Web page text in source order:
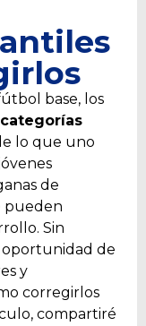
base, los
lo que uno
de
pueden
Sin
oportunidad de
y
corregirlos
compartiré